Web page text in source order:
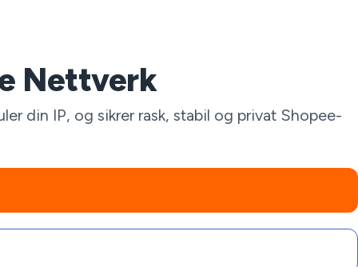
Nettverk
din IP, og sikrer rask, stabil og privat Shopee-